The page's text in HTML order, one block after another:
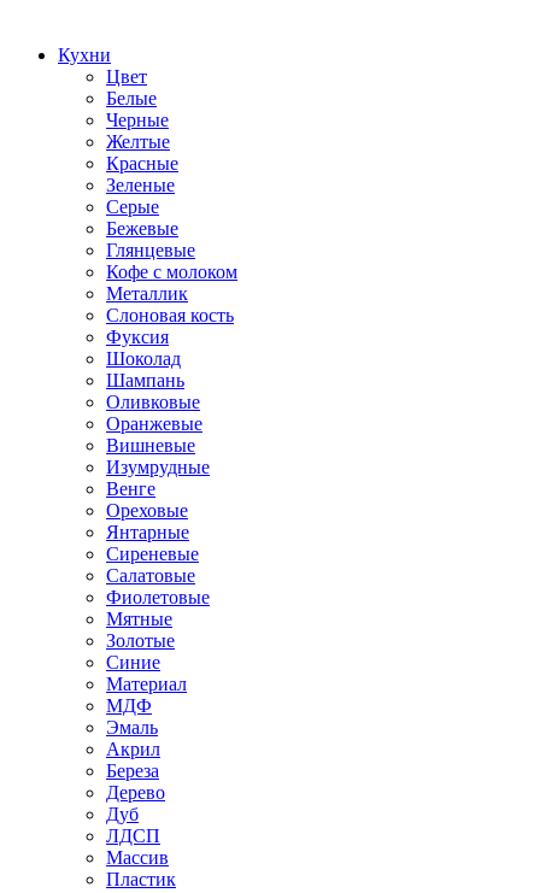
Кухни
Цвет
Белые
Черные
Желтые
Красные
Зеленые
Серые
Бежевые
Глянцевые
Кофе с молоком
Металлик
Слоновая кость
Фуксия
Шоколад
Шампань
Оливковые
Оранжевые
Вишневые
Изумрудные
Венге
Ореховые
Янтарные
Сиреневые
Салатовые
Фиолетовые
Мятные
Золотые
Синие
Материал
МДФ
Эмаль
Акрил
Береза
Дерево
Дуб
ЛДСП
Массив
Пластик